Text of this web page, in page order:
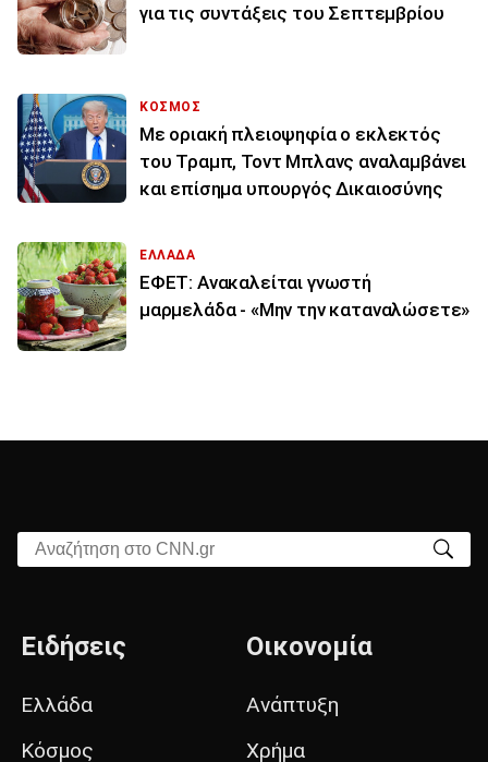
για τις συντάξεις του Σεπτεμβρίου
ΚΟΣΜΟΣ
Με οριακή πλειοψηφία ο εκλεκτός
του Τραμπ, Τοντ Μπλανς αναλαμβάνει
και επίσημα υπουργός Δικαιοσύνης
ΕΛΛΑΔΑ
ΕΦΕΤ: Ανακαλείται γνωστή
μαρμελάδα - «Μην την καταναλώσετε»
Αναζήτηση στο CNN.gr
Ειδήσεις
Ελλάδα
Κόσμος
Οικονομία
Ανάπτυξη
Χρήμα